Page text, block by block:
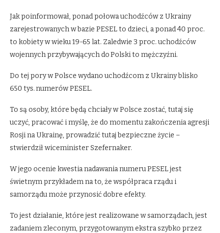
Jak poinformował, ponad połowa uchodźców z Ukrainy
zarejestrowanych w bazie PESEL to dzieci, a ponad 40 proc.
to kobiety w wieku 19-65 lat. Zaledwie 3 proc. uchodźców
wojennych przybywających do Polski to mężczyźni.
Do tej pory w Polsce wydano uchodźcom z Ukrainy blisko
650 tys. numerów PESEL.
To są osoby, które będą chciały w Polsce zostać, tutaj się
uczyć, pracować i myślę, że do momentu zakończenia agresji
Rosji na Ukrainę, prowadzić tutaj bezpieczne życie –
stwierdził wiceminister Szefernaker.
W jego ocenie kwestia nadawania numeru PESEL jest
świetnym przykładem na to, że współpraca rządu i
samorządu może przynosić dobre efekty.
To jest działanie, które jest realizowane w samorządach, jest
zadaniem zleconym, przygotowanym ekstra szybko przez